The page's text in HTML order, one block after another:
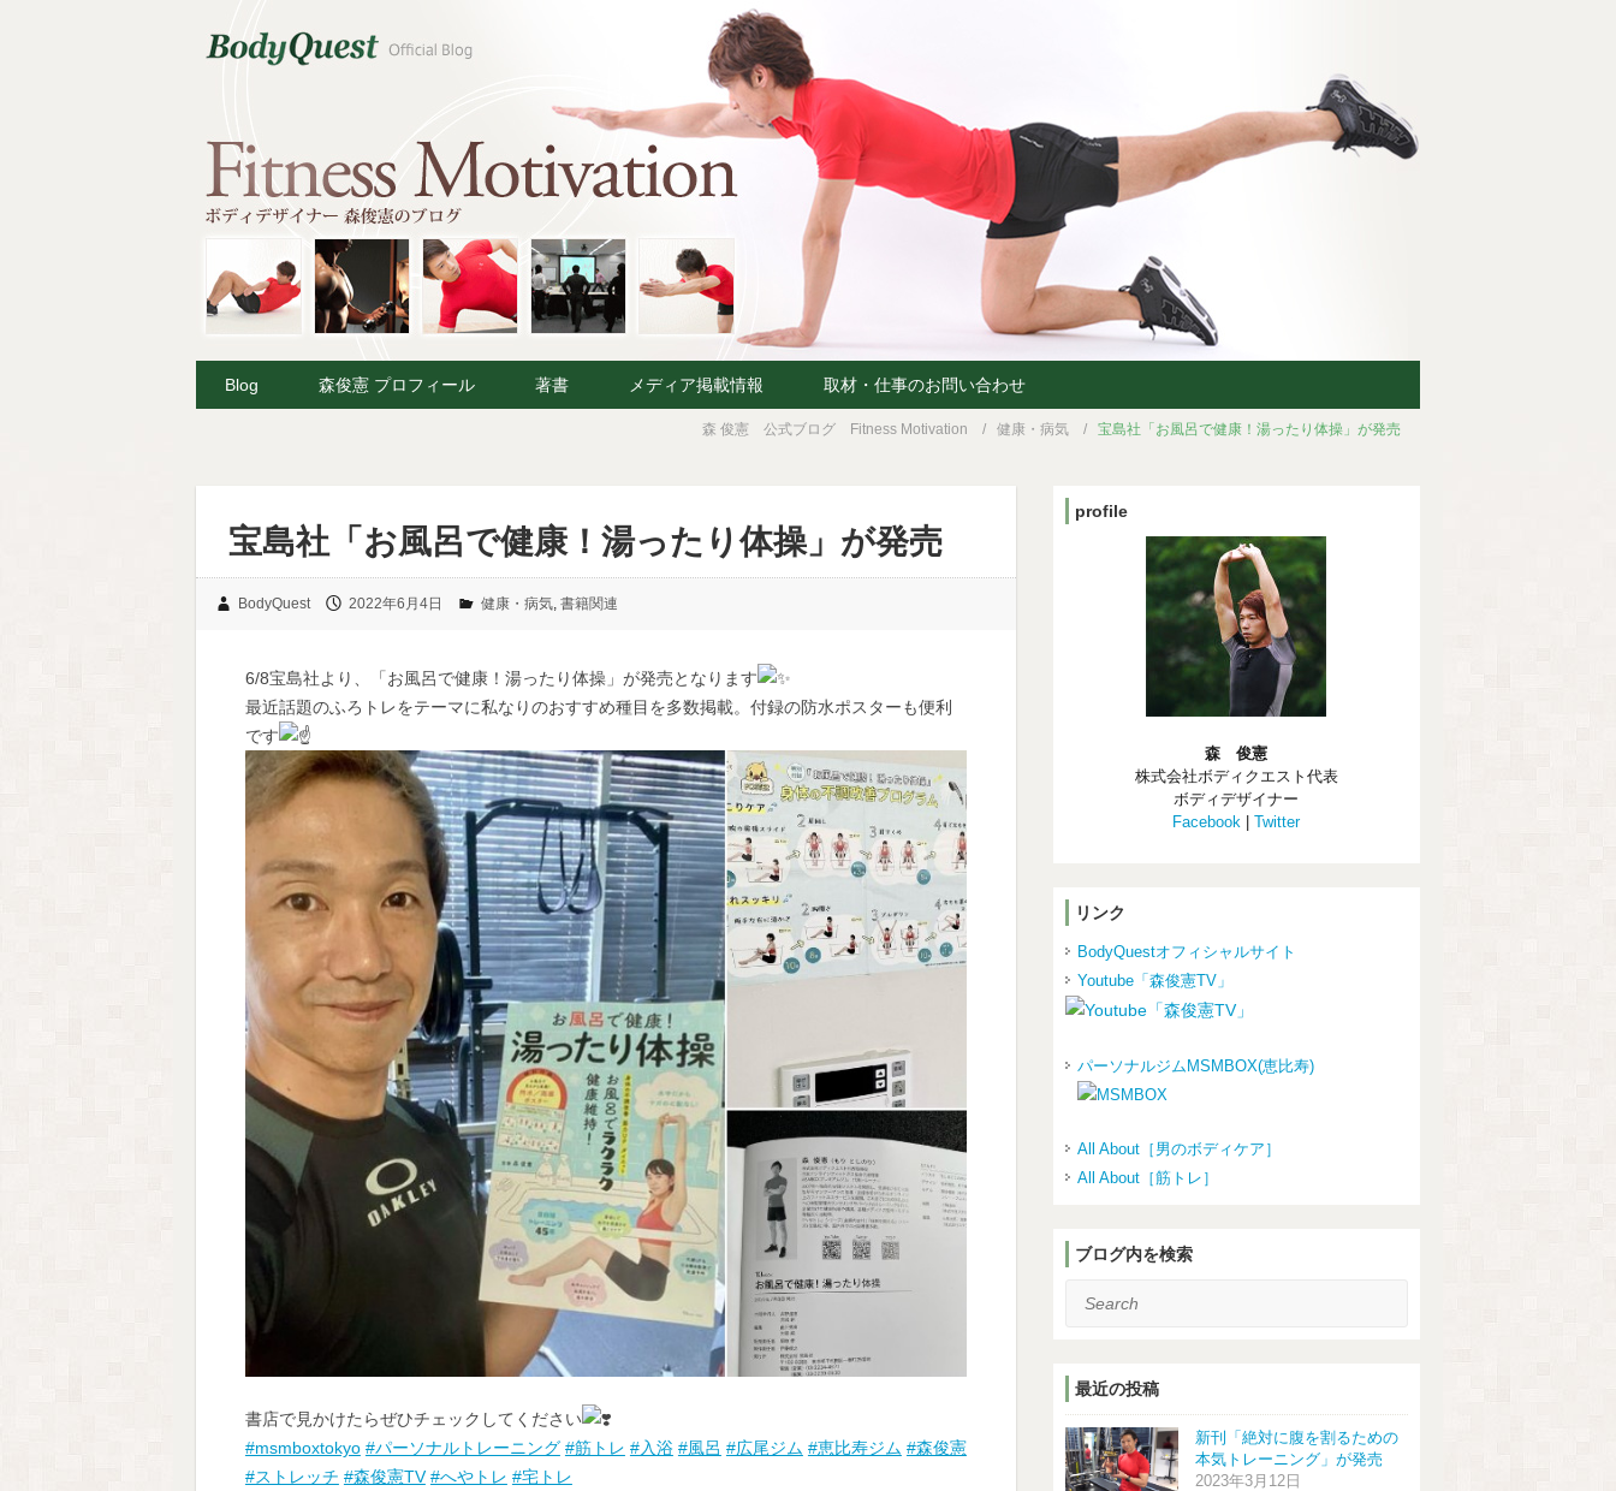
Blog 森俊憲 プロフィール 著書 メディア掲載情報 取材・仕事のお問い合わせ
森 俊憲 公式ブログ Fitness Motivation 健康・病気 宝島社「お風呂で健康！湯ったり体操」が発売
宝島社「お風呂で健康！湯ったり体操」が発売
BodyQuest 2022年6月4日 健康・病気, 書籍関連
6/8宝島社より、「お風呂で健康！湯ったり体操」が発売となります
最近話題のふろトレをテーマに私なりのおすすめ種目を多数掲載。付録の防水ポスターも便利
です
書店で見かけたらぜひチェックしてください
#msmboxtokyo #パーソナルトレーニング #筋トレ #入浴 #風呂 #広尾ジム #恵比寿ジム #森俊憲
#ストレッチ #森俊憲TV #へやトレ #宅トレ
profile
森 俊憲
株式会社ボディクエスト代表
ボディデザイナー
Facebook |Twitter
リンク
BodyQuestオフィシャルサイト
Youtube「森俊憲TV」
パーソナルジムMSMBOX(恵比寿)
All About［男のボディケア］
All About［筋トレ］
ブログ内を検索
Search
最近の投稿
新刊「絶対に腹を割るための
本気トレーニング」が発売
2023年3月12日